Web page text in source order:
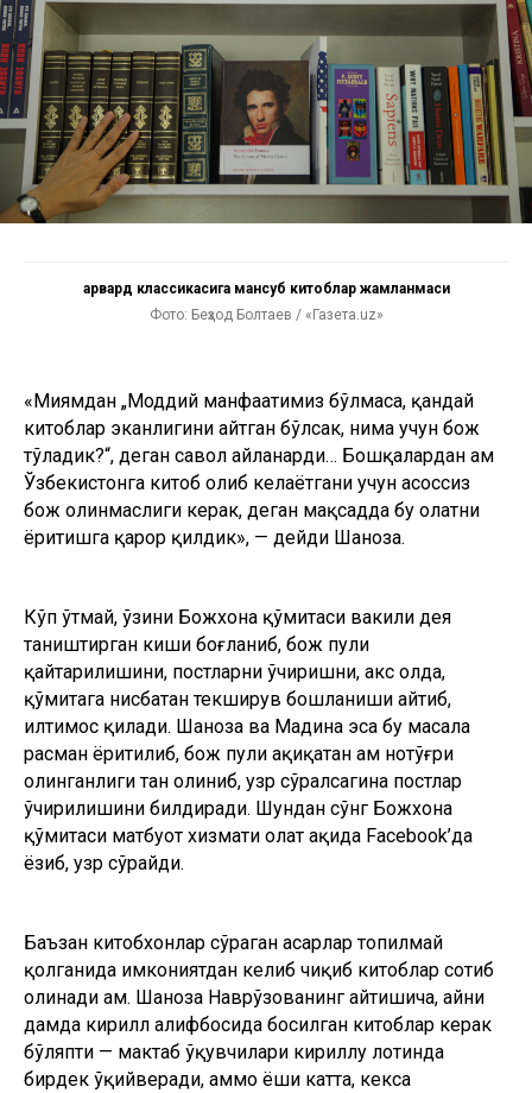
Ҳарвард классикасига мансуб китоблар жамланмаси
Фото: Беҳзод Болтаев / «Газета.uz»
«Миямдан „Моддий манфаатимиз бўлмаса, қандай
китоблар эканлигини айтган бўлсак, нима учун бож
тўладик?“, деган савол айланарди… Бошқалардан ҳам
Ўзбекистонга китоб олиб келаётгани учун асоссиз
бож олинмаслиги керак, деган мақсадда бу ҳолатни
ёритишга қарор қилдик», — дейди Шаҳноза.
Кўп ўтмай, ўзини Божхона қўмитаси вакили дея
таништирган киши боғланиб, бож пули
қайтарилишини, постларни ўчиришни, акс ҳолда,
қўмитага нисбатан текширув бошланиши айтиб,
илтимос қилади. Шаҳноза ва Мадина эса бу масала
расман ёритилиб, бож пули ҳақиқатан ҳам нотўғри
олинганлиги тан олиниб, узр сўралсагина постлар
ўчирилишини билдиради. Шундан сўнг Божхона
қўмитаси матбуот хизмати ҳолат ҳақида Facebook’да
ёзиб, узр сўрайди.
Баъзан китобхонлар сўраган асарлар топилмай
қолганида имкониятдан келиб чиқиб китоблар сотиб
олинади ҳам. Шаҳноза Наврўзованинг айтишича, айни
дамда кирилл алифбосида босилган китоблар керак
бўляпти — мактаб ўқувчилари кириллу лотинда
бирдек ўқийверади, аммо ёши катта, кекса